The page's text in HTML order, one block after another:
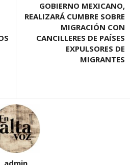
GOBIERNO MEXICANO,
REALIZARÁ CUMBRE SOBRE
MIGRACIÓN CON
CANCILLERES DE PAÍSES
EXPULSORES DE
MIGRANTES